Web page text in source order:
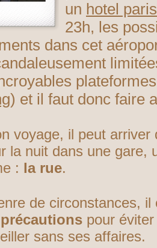
un hotel paris
23h, les
dans cet
) et il faut donc faire
voyage, il peut arriver
la nuit dans une gare,
: la rue.
de circonstances,
pour
sans ses affaires.